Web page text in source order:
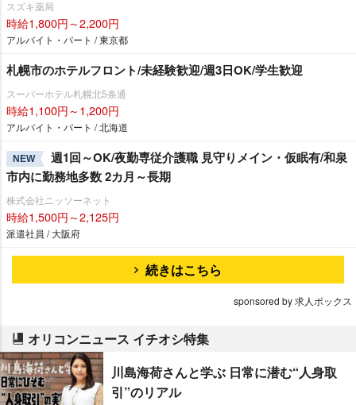
スズキ薬局
時給1,800円～2,200円
アルバイト・パート / 東京都
札幌市のホテルフロント/未経験歓迎/週3日OK/学生歓迎
スーパーホテル札幌北5条通
時給1,100円～1,200円
アルバイト・パート / 北海道
NEW
週1回～OK/夜勤専従介護職 見守りメイン・仮眠有/和泉
市内に勤務地多数 2カ月～長期
株式会社ニッソーネット
時給1,500円～2,125円
派遣社員 / 大阪府
続きはこちら
sponsored by 求人ボックス
オリコンニュース イチオシ特集
川島海荷さんと学ぶ 日常に潜む“人身取
引”のリアル